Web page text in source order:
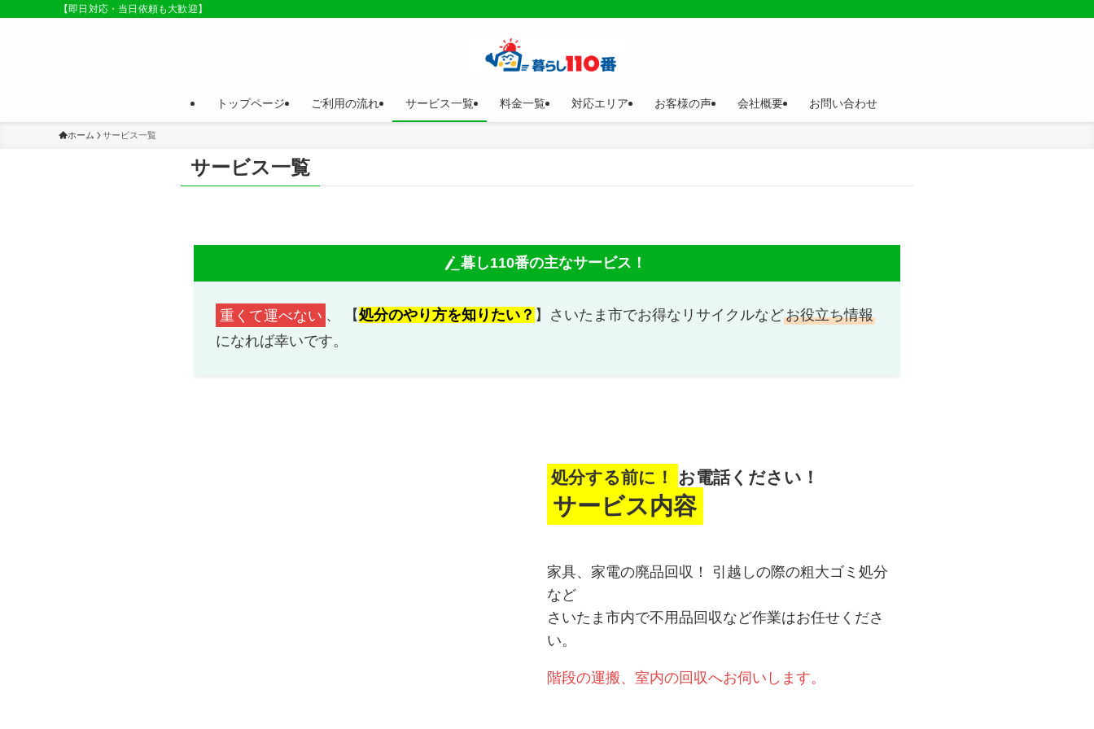
【即日対応・当日依頼も大歓迎】
トップページ ご利用の流れ サービス一覧 料金一覧 対応エリア お客様の声 会社概要 お問い合わせ
ホーム サービス一覧
サービス一覧
暮し110番の主なサービス！
重くて運べない 、 【処分のやり方を知りたい？ 】さいたま市でお得なリサイクルなどお役立ち情報
になれば幸いです。
処分する前に！ お電話ください！
サービス内容
家具、家電の廃品回収！ 引越しの際の粗大ゴミ処分
など
さいたま市内で不用品回収など作業はお任せくださ
い。
階段の運搬、室内の回収へお伺いします。